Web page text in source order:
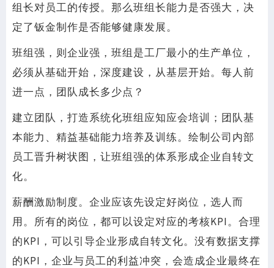
组长对员工的传授。那么班组长能力是否强大，决
定了钣金制作是否能够健康发展。
班组强，则企业强，班组是工厂最小的生产单位，
必须从基础开始，深度建设，从基层开始。每人前
进一点，团队成长多少点？
建立团队，打造系统化班组应知应会培训；团队基
本能力、精益基础能力培养及训练。绘制公司内部
员工晋升树状图，让班组强的体系形成企业自转文
化。
薪酬激励制度。企业应该先设定好岗位，选人而
用。所有的岗位，都可以设定对应的考核KPI。合理
的KPI，可以引导企业形成自转文化。没有数据支撑
的KPI，企业与员工的利益冲突，会造成企业最终在